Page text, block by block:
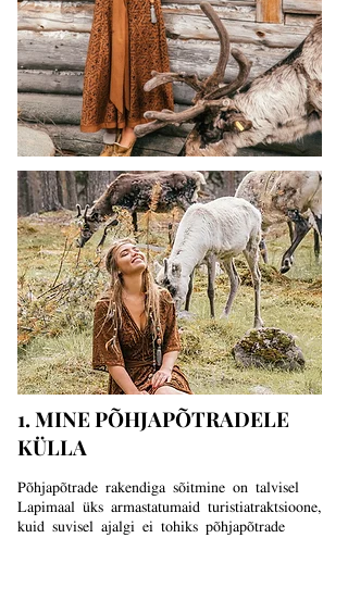
1. MINE PÕHJAPÕTRADELE
KÜLLA
Põhjapõtrade rakendiga sõitmine on talvisel
Lapimaal üks armastatumaid turistiatraktsioone,
kuid suvisel ajalgi ei tohiks põhjapõtrade